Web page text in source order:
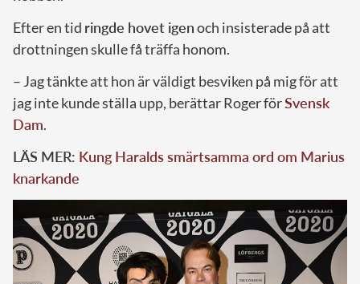
Efter en tid ringde hovet igenoch insisterade på att
drottningen skulle få träffa honom.
– Jag tänkte att hon är väldigt besviken på mig för att
jag inte kunde ställa upp, berättar Roger förSvensk
Dam.
LÄS MER: Kung Haralds smärtsamma ord om Marius
knarkande